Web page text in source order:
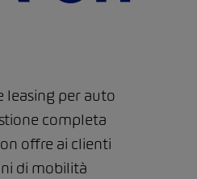
leasing per auto
completa
offre ai clienti
di mobilità